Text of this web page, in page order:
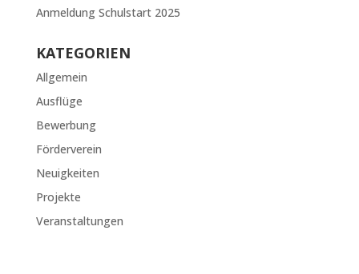
Anmeldung Schulstart 2025
KATEGORIEN
Allgemein
Ausflüge
Bewerbung
Förderverein
Neuigkeiten
Projekte
Veranstaltungen